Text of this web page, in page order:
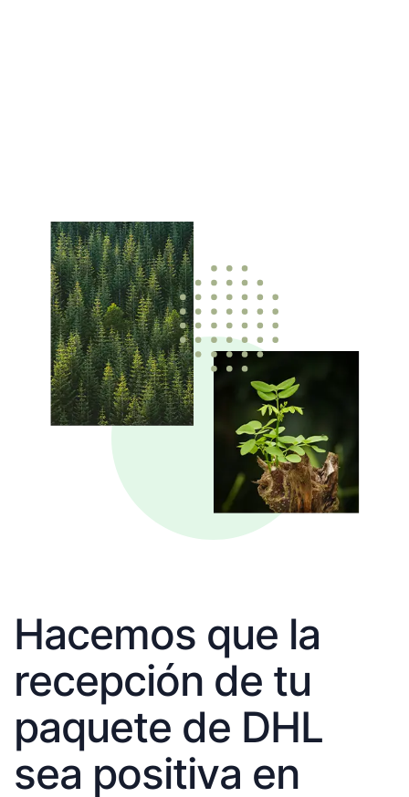
Hacemos que la
recepción de tu
paquete de DHL
sea positiva en